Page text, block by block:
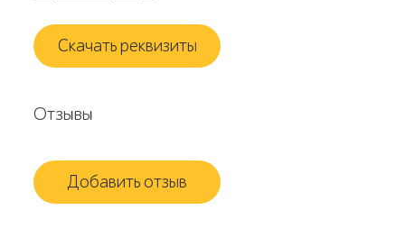
Скачать реквизиты
Отзывы
Добавить отзыв